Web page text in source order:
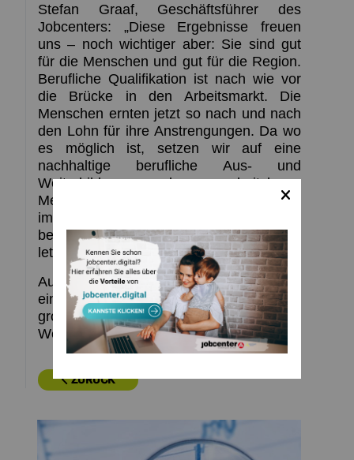
Stefan Graaf, Geschäftsführer des
Jobcenters: „Diese Ergebnisse freuen
uns – noch wichtiger aber: Sie sind gut
für die Menschen und gut für die Region.
Berufliche Qualifikation ist nach wie vor
die Brücke in den Arbeitsmarkt. Die
Menschen ernten jetzt so nach und nach
den Lohn für ihre Anstrengungen. Da wo
es möglich ist, setzen wir auf eine
nachhaltige berufliche Aus- und
Weiterbildung der arbeitslosen
Menschen.
Rund 1.700 Kunden wurden
im Jahr 2015 speziell zur Erörterung der
beruflichen Weiterbildung eingeladen und
letztlich rund 1.200 Gespräche geführt.“
Auch im Jahr 2016 strebt das Jobcenter
eine gute Integrationsquote bei einem
großen Angebot an beruflicher
Weiterbildung an.
ZURÜCK